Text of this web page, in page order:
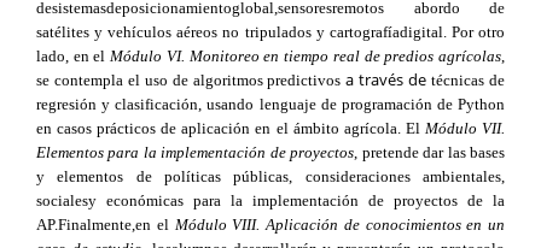
desistemasdeposicionamientoglobal,sensoresremotos abordo de
satélites y vehículos aéreos no tripulados y cartografíadigital. Por otro
lado, en elMódulo VI. Monitoreo en tiempo real de predios agrícolas,
se contempla el uso de algoritmos predictivos a través detécnicas de
regresión y clasificación, usando lenguaje de programación de Python
en casos prácticos de aplicación en el ámbito agrícola. El Módulo VII.
Elementos para la implementación de proyectos, pretende dar las bases
y elementos de políticas públicas, consideraciones ambientales,
socialesy económicas para la implementación de proyectos de la
AP.Finalmente,en el Módulo VIII. Aplicación de conocimientos en un